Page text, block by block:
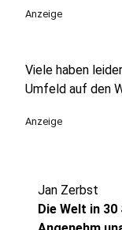
Anzeige
Viele haben
Umfeld auf den
Anzeige
Jan Zerbst
Die Welt in 30